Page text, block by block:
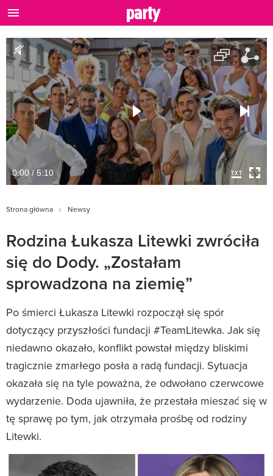
0:00 / 5:10
Strona główna Newsy
Rodzina Łukasza Litewki zwróciła
się do Dody. „Zostałam
sprowadzona na ziemię”
Po śmierci Łukasza Litewki rozpoczął się spór
dotyczący przyszłości fundacji #TeamLitewka. Jak się
niedawno okazało, konflikt powstał między bliskimi
tragicznie zmarłego posła a radą fundacji. Sytuacja
okazała się na tyle poważna, że odwołano czerwcowe
wydarzenie. Doda ujawniła, że przestała mieszać się w
tę sprawę po tym, jak otrzymała prośbę od rodziny
Litewki.